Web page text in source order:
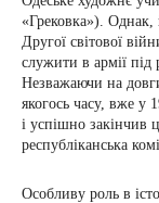
«Грековка»). Однак,
Другої світової
служити в армії
Незважаючи на
якогось часу, вже у
і успішно закінчив
республіканська
Особливу роль в